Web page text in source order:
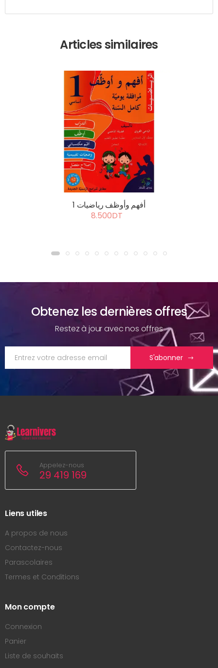
Articles similaires
أفهم وأوظف رياضيات 1
8.500DT
Obtenez les dernières offres
Restez à jour avec nos offres
S'abonner
Appelez-nous
29 419 169
Liens utiles
A propos de nous
Contactez-nous
Parascolaires
Termes et Conditions
Mon compte
Connexion
Panier
Liste de souhaits